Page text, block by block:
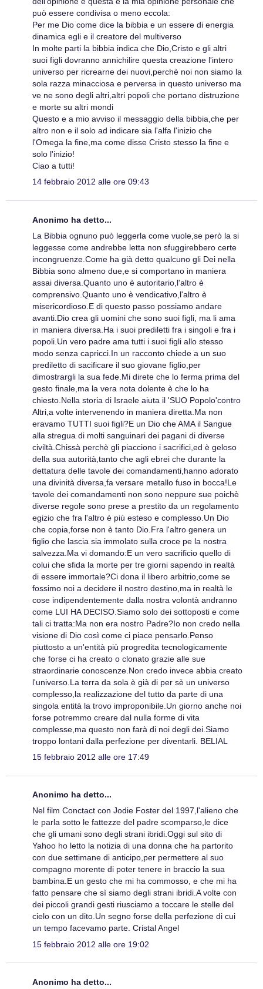
può essere condivisa o meno eccola:
Per me Dio come dice la bibbia e un essere di energia
dinamica egli e il creatore del multiverso
In molte parti la bibbia indica che Dio,Cristo e gli altri
suoi figli dovranno annichilire questa creazione l'intero
universo per ricrearne dei nuovi,perchè noi non siamo la
sola razza minacciosa e perversa in questo universo ma
ve ne sono degli altri,altri popoli che portano distruzione
e morte su altri mondi
Questo e a mio avviso il messaggio della bibbia,che per
altro non e il solo ad indicare sia l'alfa l'inizio che
l'Omega la fine,ma come disse Cristo stesso la fine e
solo l'inizio!
Ciao a tutti!
14 febbraio 2012 alle ore 09:43
Anonimo ha detto...
La Bibbia ognuno può leggerla come vuole,se però la si
leggesse come andrebbe letta non sfuggirebbero certe
incongruenze.Come ha già detto qualcuno gli Dei nella
Bibbia sono almeno due,e si comportano in maniera
assai diversa.Quanto uno è autoritario,l'altro è
comprensivo.Quanto uno è vendicativo,l'altro è
misericordioso.E di questo passo possiamo andare
avanti.Dio crea gli uomini che sono suoi figli, ma li ama
in maniera diversa.Ha i suoi prediletti fra i singoli e fra i
popoli.Un vero padre ama tutti i suoi figli allo stesso
modo senza capricci.In un racconto chiede a un suo
prediletto di sacificare il suo giovane figlio,per
dimostrargli la sua fede.Mi direte che lo ferma prima del
gesto finale,ma la vera nota dolente è che lo ha
chiesto.Nella storia di Israele aiuta il 'SUO Popolo'contro
Altri,a volte intervenendo in maniera diretta.Ma non
eravamo TUTTI suoi figli?E un Dio che AMA il Sangue
alla stregua di molti sanguinari dei pagani di diverse
civiltà.Chissà perchè gli piacciono i sacrifici,ed è geloso
della sua autorità,tanto che agli ebrei che durante la
dettatura delle tavole dei comandamenti,hanno adorato
una divinità diversa,fa versare metallo fuso in bocca!Le
tavole dei comandamenti non sono neppure sue poichè
diverse regole sono prese a prestito da un regolamento
egizio che fra l'altro è più esteso e complesso.Un Dio
che copia,forse non è tanto Dio.Fra l'altro genera un
figlio che lascia sia immolato sulla croce pe la nostra
salvezza.Ma vi domando:E un vero sacrificio quello di
colui che sfida la morte per tre giorni sapendo in realtà
di essere immortale?Ci dona il libero arbitrio,come se
fossimo noi a decidere il nostro destino,ma in realtà le
cose indipendentemente dalla nostra volontà andranno
come LUI HA DECISO.Siamo solo dei sottoposti e come
tali ci tratta:Ma non era nostro Padre?Io non credo nella
visione di Dio così come ci piace pensarlo.Penso
piuttosto a un'entità più progredita tecnologicamente
che forse ci ha creato o clonato grazie alle sue
straordinarie conoscenze.Non credo invece abbia creato
l'universo.La terra da sola è già di per sè un universo
complesso,la realizzazione del tutto da parte di una
singola entità la trovo improponibile.Un giorno anche noi
forse potremmo creare dal nulla forme di vita
complesse,ma questo non farà di noi degli dei.Siamo
troppo lontani dalla perfezione per diventarli. BELIAL
15 febbraio 2012 alle ore 17:49
Anonimo ha detto...
Nel film Conctact con Jodie Foster del 1997,l'alieno che
le parla sotto le fattezze del padre scomparso,le dice
che gli umani sono degli strani ibridi.Oggi sul sito di
Yahoo ho letto la notizia di una donna che ha partorito
con due settimane di anticipo,per permettere al suo
compagno morente di poter tenere in braccio la sua
bambina.E un gesto che mi ha commosso, e che mi ha
fatto pensare che sì siamo degli strani ibridi.A volte con
dei piccoli grandi gesti riusciamo a toccare le stelle del
cielo con un dito.Un segno forse della perfezione di cui
un tempo facevamo parte. Cristal Angel
15 febbraio 2012 alle ore 19:02
Anonimo ha detto...